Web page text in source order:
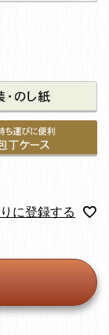
に登録する